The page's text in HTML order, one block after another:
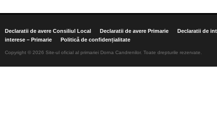
Declaratii de avere Consiliul Local Declaratii de avere Primarie
Declaratii de
interese – Primarie
Politică de confidențialitate
Copyright © 2026 Site-ul oficial al primariei Dorna Candrenilor. Toate drepturile rezervate.